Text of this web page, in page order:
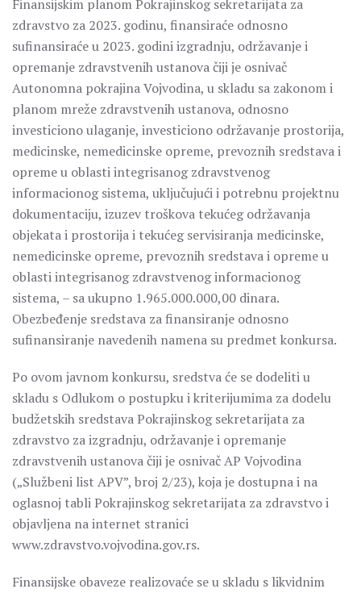
Finansijskim planom Pokrajinskog sekretarijata za
zdravstvo za 2023. godinu, finansiraće odnosno
sufinansiraće u 2023. godini izgradnju, održavanje i
opremanje zdravstvenih ustanova čiji je osnivač
Autonomna pokrajina Vojvodina, u skladu sa zakonom i
planom mreže zdravstvenih ustanova, odnosno
investiciono ulaganje, investiciono održavanje prostorija,
medicinske, nemedicinske opreme, prevoznih sredstava i
opreme u oblasti integrisanog zdravstvenog
informacionog sistema, uključujući i potrebnu projektnu
dokumentaciju, izuzev troškova tekućeg održavanja
objekata i prostorija i tekućeg servisiranja medicinske,
nemedicinske opreme, prevoznih sredstava i opreme u
oblasti integrisanog zdravstvenog informacionog
sistema, – sa ukupno 1.965.000.000,00 dinara.
Obezbeđenje sredstava za finansiranje odnosno
sufinansiranje navedenih namena su predmet konkursa.
Po ovom javnom konkursu, sredstva će se dodeliti u
skladu s Odlukom o postupku i kriterijumima za dodelu
budžetskih sredstava Pokrajinskog sekretarijata za
zdravstvo za izgradnju, održavanje i opremanje
zdravstvenih ustanova čiji je osnivač AP Vojvodina
(„Službeni list APV”, broj 2/23), koja je dostupna i na
oglasnoj tabli Pokrajinskog sekretarijata za zdravstvo i
objavljena na internet stranici
www.zdravstvo.vojvodina.gov.rs.
Finansijske obaveze realizovaće se u skladu s likvidnim